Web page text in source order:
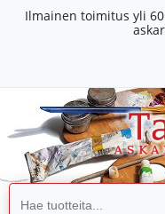
Ilmainen toimitus yli